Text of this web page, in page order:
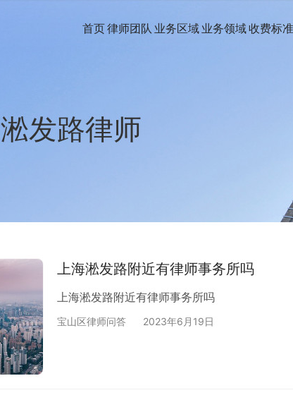
首页律师团队 业务区域 业务领域收费标准
淞发路律师
上海淞发路附近有律师事务所吗
上海淞发路附近有律师事务所吗
宝山区律师问答 2023年6月19日